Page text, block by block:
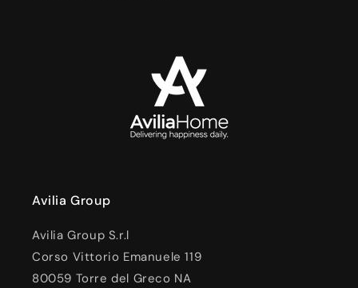
Avilia Group
Avilia Group S.r.l
Corso Vittorio Emanuele 119
80059 Torre del Greco NA